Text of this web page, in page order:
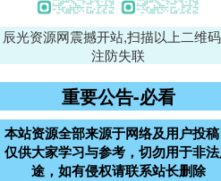
VIP
VIP
辰光资源网震撼开站,扫描以上二维
注防失联
重要公告-必看
本站资源全部来源于网络及用户投稿
仅供大家学习与参考，切勿用于非
途，如有侵权请联系站长删除